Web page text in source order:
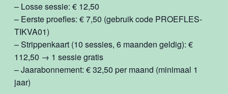
– Losse sessie: € 12,50
– Eerste proefles: € 7,50 (gebruik code PROEFLES-
TIKVA01)
– Strippenkaart (10 sessies, 6 maanden geldig): €
112,50 → 1 sessie gratis
– Jaarabonnement: € 32,50 per maand (minimaal 1
jaar)